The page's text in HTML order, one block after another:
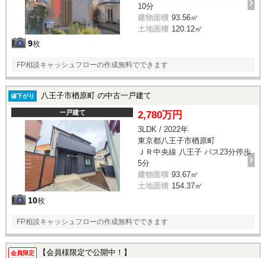
9枚
10分
建物面積 93.56㎡
土地面積 120.12㎡
FP相談キャッシュフローの作成無料でできます
値下がり 八王子市楢原町 の中古一戸建て
一戸建て
10枚
2,780万円
3LDK / 2022年
東京都八王子市楢原町
ＪＲ中央線 八王子 バス23分停歩
5分
建物面積 93.67㎡
土地面積 154.37㎡
FP相談キャッシュフローの作成無料でできます
会員限定 【会員様限定で公開中！】